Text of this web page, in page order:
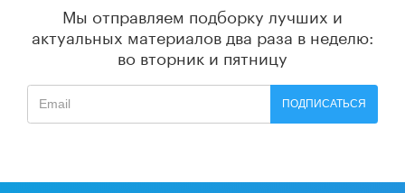
Мы отправляем подборку лучших и
актуальных материалов два раза в неделю:
во вторник и пятницу
ПОДПИСАТЬСЯ